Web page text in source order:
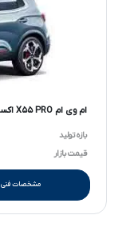
ام وی ام X۵۵ PRO اکسلنت
بازه تولید
قیمت بازار
مشخصات فنی